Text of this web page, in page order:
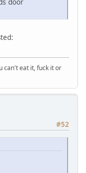
door
can't eat it, fuck it or
#52